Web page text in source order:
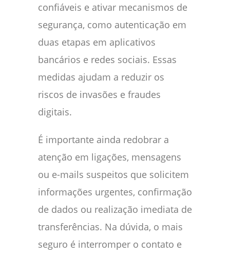
confiáveis e ativar mecanismos de
segurança, como autenticação em
duas etapas em aplicativos
bancários e redes sociais. Essas
medidas ajudam a reduzir os
riscos de invasões e fraudes
digitais.
É importante ainda redobrar a
atenção em ligações, mensagens
ou e-mails suspeitos que solicitem
informações urgentes, confirmação
de dados ou realização imediata de
transferências. Na dúvida, o mais
seguro é interromper o contato e